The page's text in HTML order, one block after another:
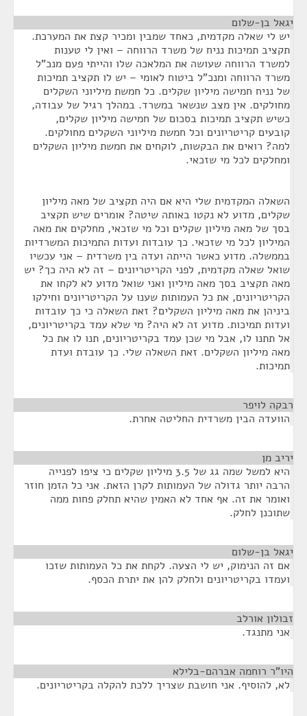
יגאל בן-שלום
יש לי שאלה מקדמית, כאחד שמבין ומכיר קצת את המערכת.
תקציב תמיכות נניח של משרד הרווחה – ואין לי טענות
למשרד הרווחה שעושה את המלאכה שלו והייתי פעם מנכ"ל
משרד הרווחה ומנכ"ל ביטוח לאומי – יש לו תקציב תמיכות
של נניח חמישה מיליון שקלים. כל חמשת מיליוני השקלים
מחולקים. אין מצב שנשאר במשרד. במהלך רגיל של עבודה,
כשיש תקציב תמיכות בסכום של חמישה מיליון שקלים,
קובעים קריטריונים וכל חמשת מיליוני השקלים מחולקים.
למה? רואים את הבקשות, לוקחים את חמשת מיליון השקלים
ומחלקים לכל מי שזכאי.
השאלה המקדמית שלי היא אם היה תקציב של מאה מיליון
שקלים, מדוע לא נקטו באותה שיטה? אומרים שיש תקציב
בסך של מאה מיליון שקלים וכל מי שזכאי, מחלקים את מאה
המיליון לכל מי שזכאי. כך עובדות ועדות התמיכות המשרדיות
בממשלה. מדוע כאשר הייתה ועדה בין משרדית – אני עכשיו
שואל שאלה מקדמית, לפני הקריטריונים – זה לא היה כך? יש
מאה תקציב בסך מאה מיליון ואני שואל מדוע לא לקחו את
הקריטריונים, את כל העמותות שענו על הקריטריונים וחילקו
ביניהן את מאה מיליון השקלים? זאת השאלה כי כך עובדות
ועדות תמיכות. מדוע זה לא היה? מי שלא עמד בקריטריונים,
אל תתנו לו, אבל מי שכן עמד בקריטריונים, תנו לו את כל
מאה מיליון השקלים. זאת השאלה שלי. כך עובדת ועדת
תמיכות.
רבקה לויפר
הוועדה הבין משרדית החליטה אחרת.
יריב מן
היא למשל שמה גג של 3.5 מיליון שקלים כי ציפו לפנייה
הרבה יותר גדולה של העמותות לקרן הזאת. אני כל הזמן חוזר
ואומר את זה. אף אחד לא האמין שהיא תחלק פחות ממה
שתוכנן לחלק.
יגאל בן-שלום
אם זה הנימוק, יש לי הצעה. לקחת את כל העמותות שזכו
ועמדו בקריטריונים ולחלק להן את יתרת הכסף.
זבולון אורלב
אני מתנגד.
היו"ר רוחמה אברהם-בלילא
לא, להוסיף. אני חושבת שצריך ללכת להקלה בקריטריונים.